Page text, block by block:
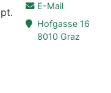
E-Mail
Hofgasse 16
8010 Graz